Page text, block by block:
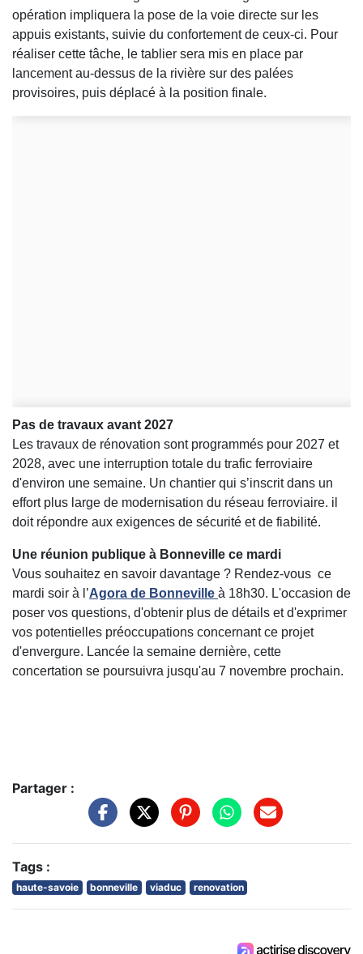
opération impliquera la pose de la voie directe sur les
appuis existants, suivie du confortement de ceux-ci. Pour
réaliser cette tâche, le tablier sera mis en place par
lancement au-dessus de la rivière sur des palées
provisoires, puis déplacé à la position finale.
Pas de travaux avant 2027
Les travaux de rénovation sont programmés pour 2027 et
2028, avec une interruption totale du trafic ferroviaire
d'environ une semaine. Un chantier qui s’inscrit dans un
effort plus large de modernisation du réseau ferroviaire. il
doit répondre aux exigences de sécurité et de fiabilité.
Une réunion publique à Bonneville ce mardi
Vous souhaitez en savoir davantage ? Rendez-vous ce
mardi soir à l’Agora de Bonneville à 18h30. L'occasion de
poser vos questions, d'obtenir plus de détails et d'exprimer
vos potentielles préoccupations concernant ce projet
d'envergure. Lancée la semaine dernière, cette
concertation se poursuivra jusqu'au 7 novembre prochain.
Partager :
Tags :
haute-savoie bonneville viaduc renovation